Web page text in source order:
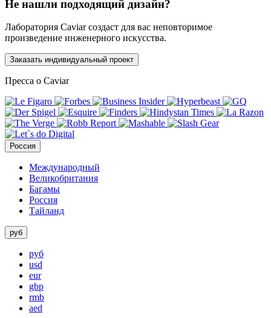
Не нашли подходящий дизайн?
Лаборатория Caviar создаст для вас неповторимое
произведение инженерного искусства.
Заказать индивидуальный проект
Пресса о Caviar
Россия
Международный
Великобритания
Багамы
Россия
Тайланд
руб
руб
usd
eur
gbp
rmb
aed